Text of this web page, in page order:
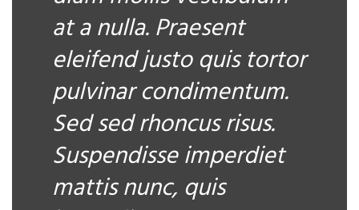
at a nulla. Praesent
eleifend justo quis tortor
pulvinar condimentum.
Sed sed rhoncus risus.
Suspendisse imperdiet
mattis nunc, quis